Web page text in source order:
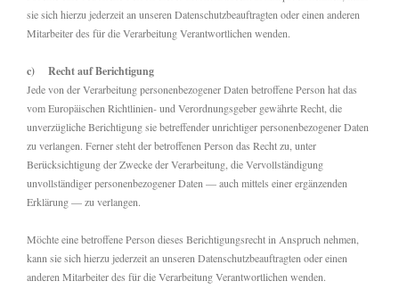
sie sich hierzu jederzeit an unseren Datenschutzbeauftragten oder einen anderen
Mitarbeiter des für die Verarbeitung Verantwortlichen wenden.
c) Recht auf Berichtigung
Jede von der Verarbeitung personenbezogener Daten betroffene Person hat das
vom Europäischen Richtlinien- und Verordnungsgeber gewährte Recht, die
unverzügliche Berichtigung sie betreffender unrichtiger personenbezogener Daten
zu verlangen. Ferner steht der betroffenen Person das Recht zu, unter
Berücksichtigung der Zwecke der Verarbeitung, die Vervollständigung
unvollständiger personenbezogener Daten — auch mittels einer ergänzenden
Erklärung — zu verlangen.
Möchte eine betroffene Person dieses Berichtigungsrecht in Anspruch nehmen,
kann sie sich hierzu jederzeit an unseren Datenschutzbeauftragten oder einen
anderen Mitarbeiter des für die Verarbeitung Verantwortlichen wenden.